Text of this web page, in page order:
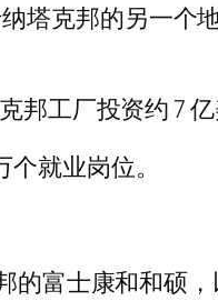
塔克邦的另一个
工厂投资约 7 亿
就业岗位。
富士康和和硕，